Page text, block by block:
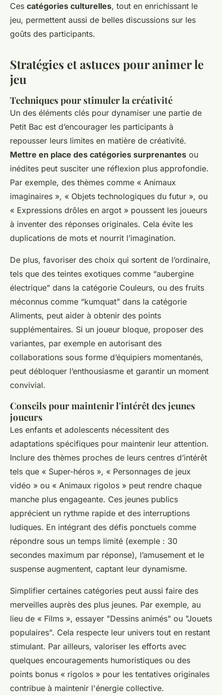
Ces catégories culturelles, tout en enrichissant le
jeu, permettent aussi de belles discussions sur les
goûts des participants.
Stratégies et astuces pour animer le
jeu
Techniques pour stimuler la créativité
Un des éléments clés pour dynamiser une partie de
Petit Bac est d’encourager les participants à
repousser leurs limites en matière de créativité.
Mettre en place des catégories surprenantes ou
inédites peut susciter une réflexion plus approfondie.
Par exemple, des thèmes comme « Animaux
imaginaires », « Objets technologiques du futur », ou
« Expressions drôles en argot » poussent les joueurs
à inventer des réponses originales. Cela évite les
duplications de mots et nourrit l’imagination.
De plus, favoriser des choix qui sortent de l’ordinaire,
tels que des teintes exotiques comme “aubergine
électrique” dans la catégorie Couleurs, ou des fruits
méconnus comme “kumquat” dans la catégorie
Aliments, peut aider à obtenir des points
supplémentaires. Si un joueur bloque, proposer des
variantes, par exemple en autorisant des
collaborations sous forme d’équipiers momentanés,
peut débloquer l’enthousiasme et garantir un moment
convivial.
Conseils pour maintenir l'intérêt des jeunes
joueurs
Les enfants et adolescents nécessitent des
adaptations spécifiques pour maintenir leur attention.
Inclure des thèmes proches de leurs centres d’intérêt
tels que « Super-héros », « Personnages de jeux
vidéo » ou « Animaux rigolos » peut rendre chaque
manche plus engageante. Ces jeunes publics
apprécient un rythme rapide et des interruptions
ludiques. En intégrant des défis ponctuels comme
répondre sous un temps limité (exemple : 30
secondes maximum par réponse), l’amusement et le
suspense augmentent, captant leur dynamisme.
Simplifier certaines catégories peut aussi faire des
merveilles auprès des plus jeunes. Par exemple, au
lieu de « Films », essayer "Dessins animés" ou "Jouets
populaires". Cela respecte leur univers tout en restant
stimulant. Par ailleurs, valoriser les efforts avec
quelques encouragements humoristiques ou des
points bonus « rigolos » pour les tentatives originales
contribue à maintenir l'énergie collective.